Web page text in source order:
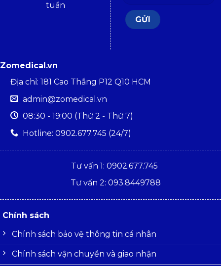
tuần
Zomedical.vn
Địa chỉ: 181 Cao Thắng P12 Q10 HCM
admin@zomedical.vn
08:30 - 19:00 (Thứ 2 - Thứ 7)
Hotline: 0902.677.745 (24/7)
Tư vấn 1: 0902.677.745
Tư vấn 2: 093.8449788
Chính sách
Chính sách bảo vệ thông tin cá nhân
Chính sách vận chuyển và giao nhận